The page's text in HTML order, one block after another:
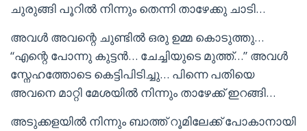
ചുരുങ്ങി പൂറിൽ നിന്നും തെന്നി താഴേക്കു ചാടി…
അവൾ അവന്റെ ചുണ്ടിൽ ഒരു ഉമ്മ കൊടുത്തു…
“എന്റെ പോന്നു കുട്ടൻ… ചേച്ചിയുടെ മുത്ത്‌…” അവൾ
സ്നേഹത്തോടെ കെട്ടിപിടിച്ചു… പിന്നെ പതിയെ
അവനെ മാറ്റി മേശയിൽ നിന്നും താഴേക്ക്‌ ഇറങ്ങി…
അടുക്കളയിൽ നിന്നും ബാത്ത് റൂമിലേക്ക് പോകാനായി